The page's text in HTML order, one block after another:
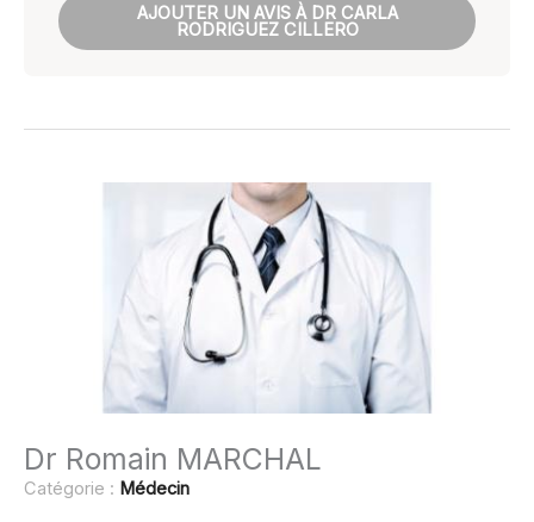
AJOUTER UN AVIS À DR CARLA
RODRIGUEZ CILLERO
Dr Romain MARCHAL
Catégorie : Médecin